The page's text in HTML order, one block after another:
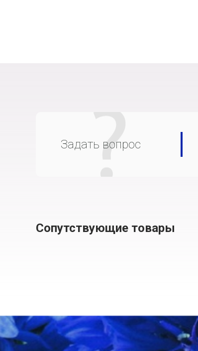
Задать вопрос
Сопутствующие товары